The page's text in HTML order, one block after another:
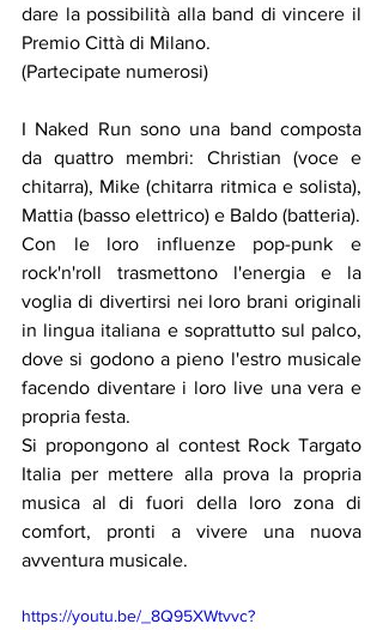
dare la possibilità alla band di vincere il
Premio Città di Milano.
(Partecipate numerosi)
I Naked Run sono una band composta
da quattro membri: Christian (voce e
chitarra), Mike (chitarra ritmica e solista),
Mattia (basso elettrico) e Baldo (batteria).
Con le loro influenze pop-punk e
rock'n'roll trasmettono l'energia e la
voglia di divertirsi nei loro brani originali
in lingua italiana e soprattutto sul palco,
dove si godono a pieno l'estro musicale
facendo diventare i loro live una vera e
propria festa.
Si propongono al contest Rock Targato
Italia per mettere alla prova la propria
musica al di fuori della loro zona di
comfort, pronti a vivere una nuova
avventura musicale.
https://youtu.be/_8Q95XWtvvc?